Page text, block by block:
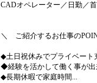
CADオペレーター／日勤／
＼ ご紹介するお仕事の
◆土日祝休みでプライベート
◆経験を活かして働く事が出
◆長期休暇で家庭時間...